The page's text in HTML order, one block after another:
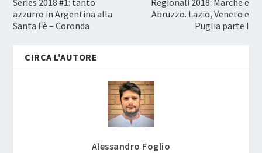
Series 2018 #1: tanto
azzurro in Argentina alla
Santa Fè – Coronda
Regionali 2018: Marche e
Abruzzo. Lazio, Veneto e
Puglia parte I
CIRCA L'AUTORE
Alessandro Foglio